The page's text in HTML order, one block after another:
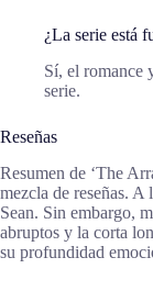
¿La serie está
Sí, el romance
serie.
Reseñas
Resumen de ‘The
mezcla de reseñas.
Sean. Sin embargo,
abruptos y la corta
su profundidad